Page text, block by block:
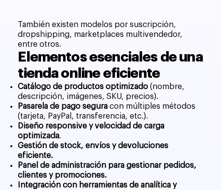
También existen modelos por suscripción,
dropshipping, marketplaces multivendedor,
entre otros.
Elementos esenciales de una
tienda online eficiente
Catálogo de productos optimizado (nombre,
descripción, imágenes, SKU, precios).
Pasarela de pago segura con múltiples métodos
(tarjeta, PayPal, transferencia, etc.).
Diseño responsive y velocidad de carga
optimizada.
Gestión de stock, envíos y devoluciones
eficiente.
Panel de administración para gestionar pedidos,
clientes y promociones.
Integración con herramientas de analítica y